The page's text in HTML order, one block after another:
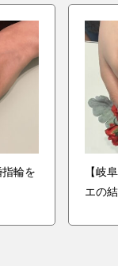
輪を
【岐
エの